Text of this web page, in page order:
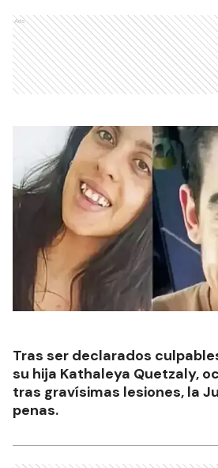
Ads
Tras ser declarados
su hija Kathaleya Quetzaly,
tras gravísimas lesiones, la
penas.